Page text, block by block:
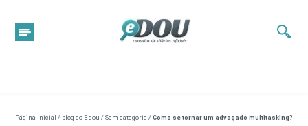
Página Inicial / blog do E-dou / Sem categoria / Como se tornar um advogado multitasking?